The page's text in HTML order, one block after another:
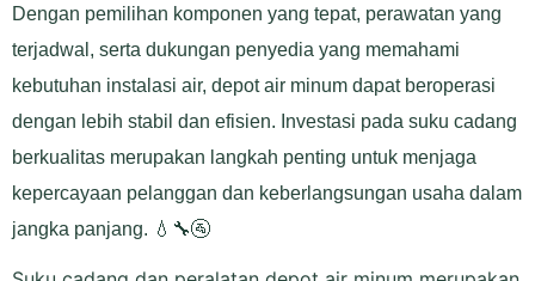
Dengan pemilihan komponen yang tepat, perawatan yang
terjadwal, serta dukungan penyedia yang memahami
kebutuhan instalasi air, depot air minum dapat beroperasi
dengan lebih stabil dan efisien. Investasi pada suku cadang
berkualitas merupakan langkah penting untuk menjaga
kepercayaan pelanggan dan keberlangsungan usaha dalam
jangka panjang. 💧🔧🚰